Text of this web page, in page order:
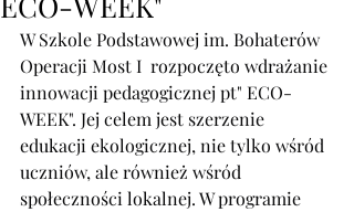
W Szkole Podstawowej im. Bohaterów
Operacji Most I  rozpoczęto wdrażanie
innowacji pedagogicznej pt" ECO-
WEEK". Jej celem jest szerzenie
edukacji ekologicznej, nie tylko wśród
uczniów, ale również wśród
społeczności lokalnej. W programie